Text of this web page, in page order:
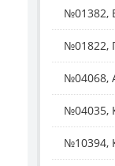
№01382,
№01822,
№04068,
№04035,
№10394,